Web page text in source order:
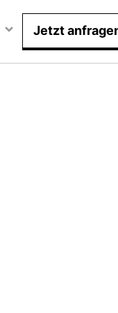
Jetzt